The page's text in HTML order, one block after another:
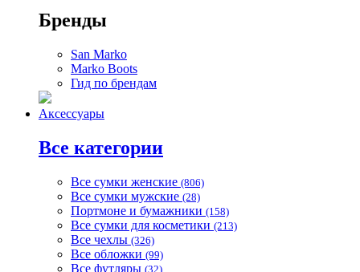
Бренды
San Marko
Marko Boots
Гид по брендам
Аксессуары
Все категории
Все сумки женские (806)
Все сумки мужские (28)
Портмоне и бумажники (158)
Все сумки для косметики (213)
Все чехлы (326)
Все обложки (99)
Все футляры (32)